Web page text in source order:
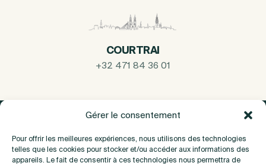
Gérer le consentement
Pour offrir les meilleures expériences, nous utilisons des technologies
telles que les cookies pour stocker et/ou accéder aux informations des
appareils. Le fait de consentir à ces technologies nous permettra de
COURTRAI
+32 471 84 36 01